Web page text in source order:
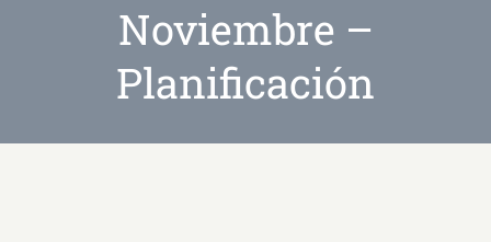
Noviembre –
Planificación